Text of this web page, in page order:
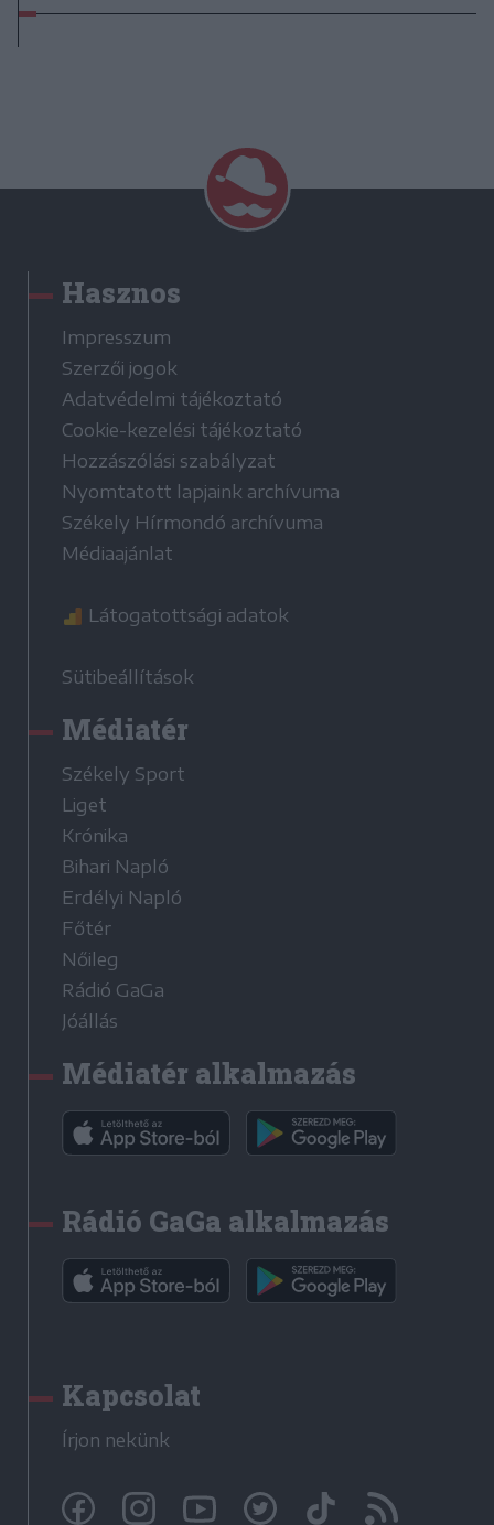
Hasznos
Impresszum
Szerzői jogok
Adatvédelmi tájékoztató
Cookie-kezelési tájékoztató
Hozzászólási szabályzat
Nyomtatott lapjaink archívuma
Székely Hírmondó archívuma
Médiaajánlat
Látogatottsági adatok
Sütibeállítások
Médiatér
Székely Sport
Liget
Krónika
Bihari Napló
Erdélyi Napló
Főtér
Nőileg
Rádió GaGa
Jóállás
Médiatér alkalmazás
Rádió GaGa alkalmazás
Kapcsolat
Írjon nekünk